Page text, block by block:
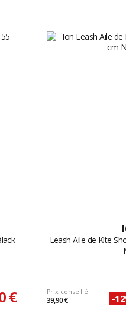
€
Leash Aile de Kite
Prix conseillé
39,90 € -